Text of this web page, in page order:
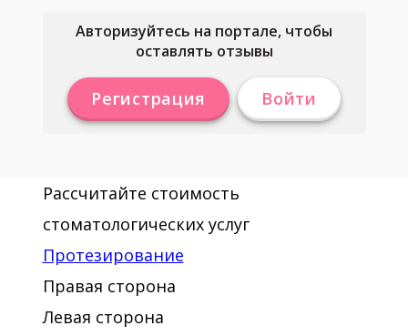
Авторизуйтесь на портале, чтобы
оставлять отзывы
Регистрация Войти
Рассчитайте стоимость
стоматологических услуг
Протезирование
Правая сторона
Левая сторона